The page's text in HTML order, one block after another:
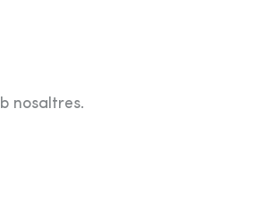
nosaltres.